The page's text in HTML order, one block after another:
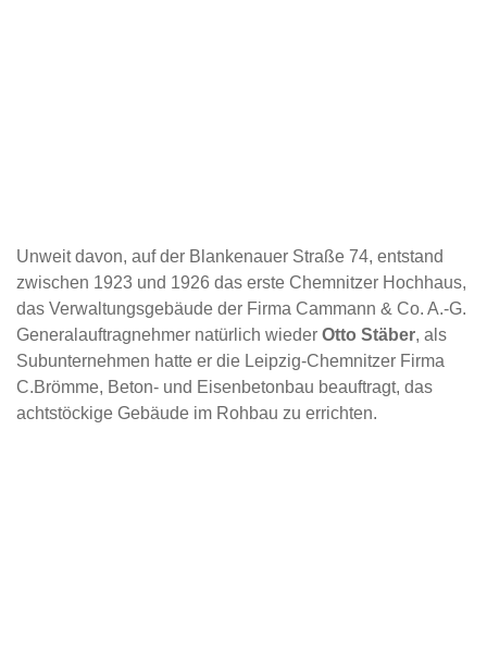
Unweit davon, auf der Blankenauer Straße 74, entstand
zwischen 1923 und 1926 das erste Chemnitzer Hochhaus,
das Verwaltungsgebäude der Firma Cammann & Co. A.-G.
Generalauftragnehmer natürlich wieder Otto Stäber, als
Subunternehmen hatte er die Leipzig-Chemnitzer Firma
C.Brömme, Beton- und Eisenbetonbau beauftragt, das
achtstöckige Gebäude im Rohbau zu errichten.